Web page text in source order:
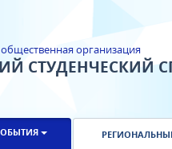
организация
СТУДЕНЧЕСКИЙ